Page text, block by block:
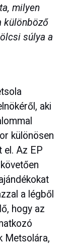
milyen
különböző
súlya a
aki
különösen
el. Az EP
a légből
hogy az
Metsolára,